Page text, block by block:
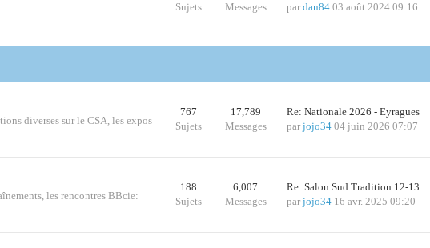
Sujets
Messages
par dan84 03 août 2024 09:16
diverses sur le CSA, les expos
767
Sujets
17,789
Messages
Re: Nationale 2026 - Eyragues
par jojo34 04 juin 2026 07:07
les rencontres BBcie:
188
Sujets
6,007
Messages
Re: Salon Sud Tradition 12-13…
par jojo34 16 avr. 2025 09:20